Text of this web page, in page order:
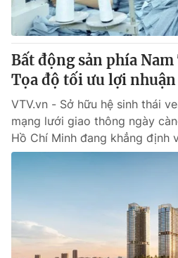
VTV9
Liên hệ tòa soạn
THỜI BÁO VTV
Cơ quan chủ quản:
Đài Truyền hình
Cơ quan báo chí:
Thời báo VTV
Bất động sản phía
Tọa độ tối ưu lợi
VTV.vn - Sở hữu hệ sinh thái
mạng lưới giao thông ngày
Hồ Chí Minh đang khẳng định